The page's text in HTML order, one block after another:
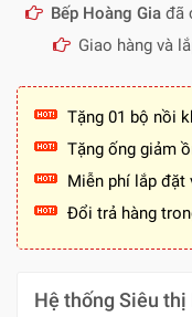
Bếp Hoàng Giađã
Giao hàng và
Tặng 01 bộ nồi
Tặng ống giảm
Miễn phí lắp đặt
Đổi trả hàng
Hệ thống Siêu thị